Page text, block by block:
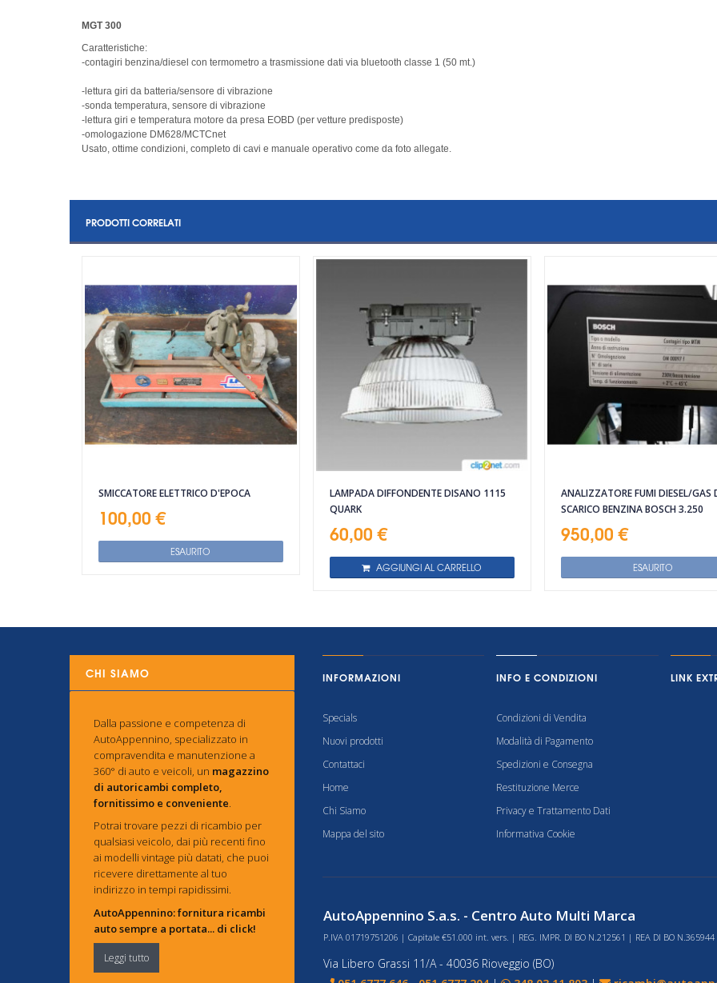
MGT 300
Caratteristiche:
-contagiri benzina/diesel con termometro a trasmissione dati via bluetooth classe 1 (50 mt.)
-lettura giri da batteria/sensore di vibrazione
-sonda temperatura, sensore di vibrazione
-lettura giri e temperatura motore da presa EOBD (per vetture predisposte)
-omologazione DM628/MCTCnet
Usato, ottime condizioni, completo di cavi e manuale operativo come da foto allegate.
PRODOTTI CORRELATI
SMICCATORE ELETTRICO D'EPOCA
100,00 €
ESAURITO
LAMPADA DIFFONDENTE DISANO 1115
QUARK
60,00 €
AGGIUNGI AL CARRELLO
ANALIZZATORE FUMI DIESEL/GAS
SCARICO BENZINA BOSCH 3.250
950,00 €
ESAURITO
CHI SIAMO
Dalla passione e competenza di
AutoAppennino, specializzato in
compravendita e manutenzione a
360° di auto e veicoli, un magazzino
di autoricambi completo,
fornitissimo e conveniente.
Potrai trovare pezzi di ricambio per
qualsiasi veicolo, dai più recenti fino
ai modelli vintage più datati, che puoi
ricevere direttamente al tuo
indirizzo in tempi rapidissimi.
AutoAppennino: fornitura ricambi
auto sempre a portata... di click!
Leggi tutto
INFORMAZIONI
Specials
Nuovi prodotti
Contattaci
Home
Chi Siamo
Mappa del sito
INFO E CONDIZIONI
Condizioni di Vendita
Modalità di Pagamento
Spedizioni e Consegna
Restituzione Merce
Privacy e Trattamento Dati
Informativa Cookie
LINK
AutoAppennino S.a.s. - Centro Auto Multi Marca
P.IVA 01719751206 | Capitale €51.000 int. vers. | REG. IMPR. DI BO N.212561 | REA DI BO N.365944
Via Libero Grassi 11/A - 40036 Rioveggio (BO)